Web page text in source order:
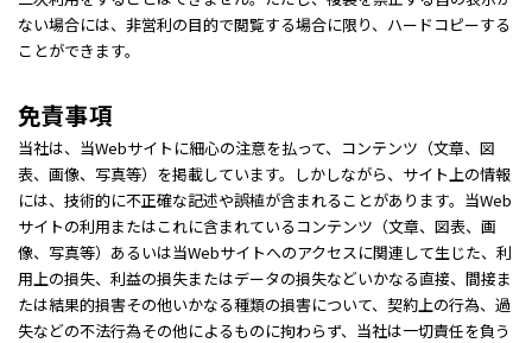
ない場合には、非営利の目的で閲覧する場合に限り、ハードコピーする
ことができます。
免責事項
当社は、当Webサイトに細心の注意を払って、コンテンツ（文章、図
表、画像、写真等）を掲載しています。しかしながら、サイト上の情報
には、技術的に不正確な記述や誤植が含まれることがあります。当Web
サイトの利用またはこれに含まれているコンテンツ（文章、図表、画
像、写真等）あるいは当Webサイトへのアクセスに関連して生じた、利
用上の損失、利益の損失またはデータの損失などいかなる直接、間接ま
たは結果的損害その他いかなる種類の損害について、契約上の行為、過
失などの不法行為その他によるものに拘わらず、当社は一切責任を負う